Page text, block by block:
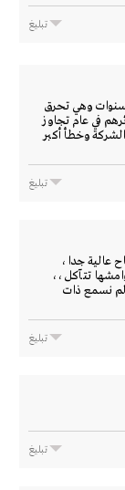
تبليغ
لسنوات وهي تحرق
في عام تجاوز
وخطأ أكبر
تبليغ
عالية جدا ،
تتآكل ،،
لم نسمع ذات
تبليغ
تبليغ